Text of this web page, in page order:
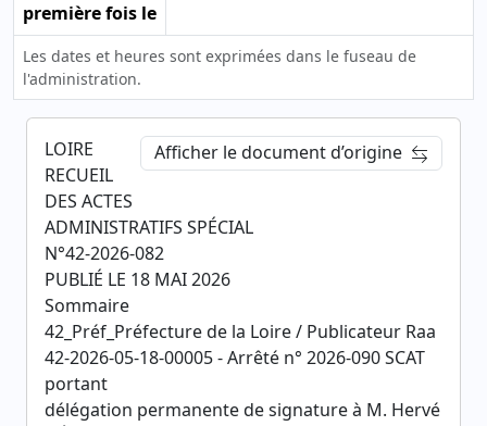
première fois le
Les dates et heures sont exprimées dans le fuseau de
l'administration.
Afficher le document d’origine
LOIRE
RECUEIL
DES ACTES
ADMINISTRATIFS SPÉCIAL
N°42-2026-082
PUBLIÉ LE 18 MAI 2026
Sommaire
42_Préf_Préfecture de la Loire / Publicateur Raa
42-2026-05-18-00005 - Arrêté n° 2026-090 SCAT
portant
délégation permanente de signature à M. Hervé